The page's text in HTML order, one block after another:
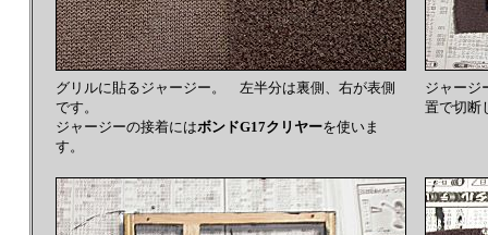
グリルに貼るジャージー。 左半分は裏側、右が表側
です。
ジャージーの接着にはボンドG17クリヤーを使いま
す。
ジャージ
置で切